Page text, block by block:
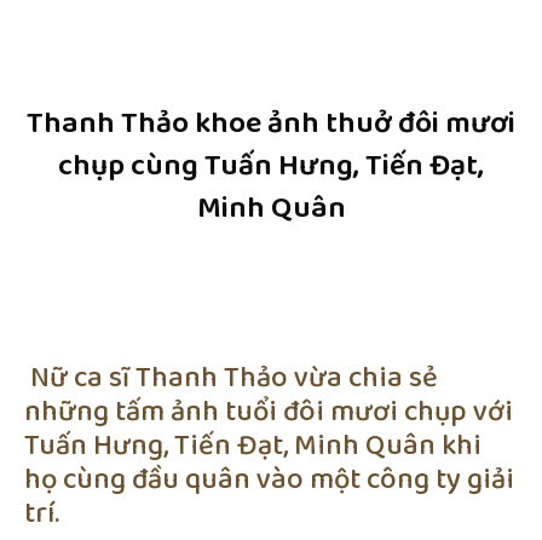
Thanh Thảo khoe ảnh thuở đôi mươi
chụp cùng Tuấn Hưng, Tiến Đạt,
Minh Quân
Nữ ca sĩ Thanh Thảo vừa chia sẻ
những tấm ảnh tuổi đôi mươi chụp với
Tuấn Hưng, Tiến Đạt, Minh Quân khi
họ cùng đầu quân vào một công ty giải
trí.